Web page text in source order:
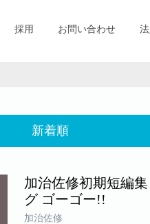
採用 お問い合わせ
新着順
加治佐修初期短編
グ ゴーゴー!!
加治佐修